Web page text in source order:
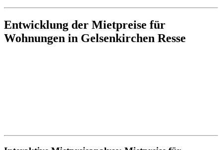
Entwicklung der Mietpreise für
Wohnungen in Gelsenkirchen Resse